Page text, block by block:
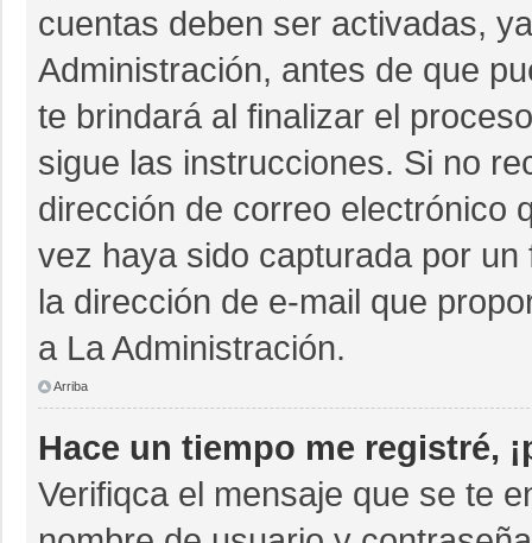
cuentas deben ser activadas,
Administración, antes de que
te brindará al finalizar el
sigue las instrucciones. Si no
dirección de correo electrónico
vez haya sido capturada por
la dirección de e-mail que
a La Administración.
Arriba
Hace un tiempo me registré,
Verifiqca el mensaje que se te